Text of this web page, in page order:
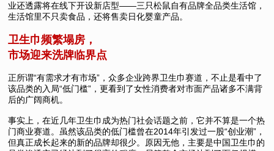
业还透露将在线下开设新店型——三只松鼠自有品牌全品类生活馆，
生活馆里不只卖食品，还将售卖日化婴童产品。
卫生巾频繁塌房，
市场迎来洗牌临界点
正所谓“有需求才有市场”，众多企业跨界卫生巾赛道，不止是看中了
该品类的入局“低门槛”，更看到了女性消费者对市面产品诸多不满背
后的广阔商机。
事实上，在近几年卫生巾成为热门社会话题之前，它并不算是一个热
门商业赛道。虽然该品类的低门槛曾在2014年引发过一股“创业潮”，
但真正成长起来的新的品牌却很少。原因无他，主要是中国卫生巾的